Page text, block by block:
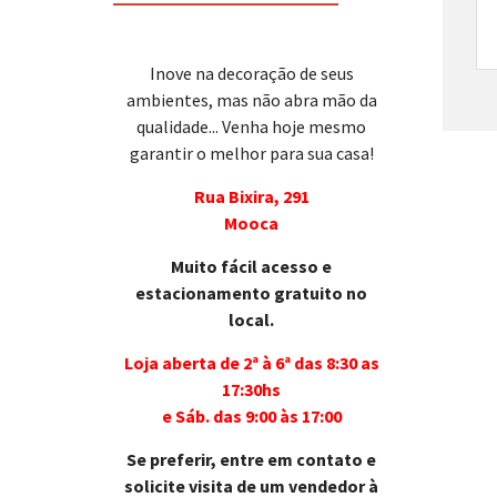
Inove na decoração de seus
ambientes, mas não abra mão da
qualidade... Venha hoje mesmo
garantir o melhor para sua casa!
Rua Bixira, 291
Mooca
Muito fácil acesso e
estacionamento gratuito no
local.
Loja aberta de 2ª à 6ª das 8:30 as
17:30hs
e Sáb. das 9:00 às 17:00
Se preferir, entre em contato e
solicite visita de um vendedor à